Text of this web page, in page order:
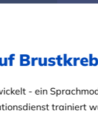
Brust
welchen
Sie
- ein
trainiert